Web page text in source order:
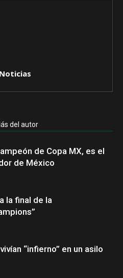
del autor
de Copa MX, es el
de México
la final de la
“infierno” en un asilo